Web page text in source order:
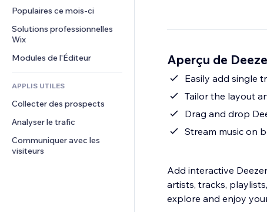
Financement participatif
Alimentation et boissons
Partage de fichiers
Actualités
Services de contenu
Effets de texte
Boutons et menus
Bannières et badges
Calculateurs
Rechercher
Commentaires
Téléphone
Communauté
Avis et commentaires
Populaires ce mois‑ci
Solutions professionnelles
Wix
Modules de l'Éditeur
APPLIS UTILES
Collecter des prospects
Analyser le trafic
Communiquer avec les
visiteurs
Aperçu de
Easily add single
Tailor the layout
Drag and drop
Stream music on
Add interactive
artists, tracks,
explore and enjoy